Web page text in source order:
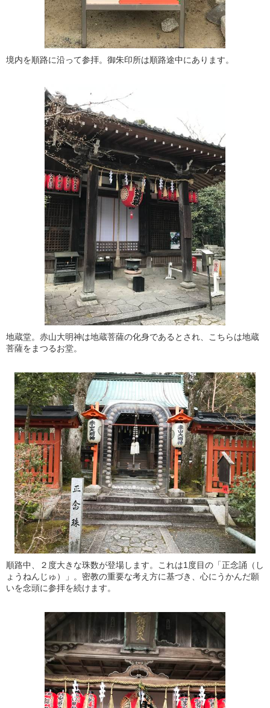
境内を順路に沿って参拝。御朱印所は順路途中にあります。
地蔵堂。赤山大明神は地蔵菩薩の化身であるとされ、こちらは地蔵
菩薩をまつるお堂。
順路中、２度大きな珠数が登場します。これは1度目の「正念誦（し
ょうねんじゅ）」。密教の重要な考え方に基づき、心にうかんだ願
いを念頭に参拝を続けます。